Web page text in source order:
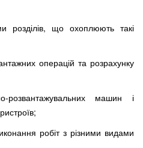
розділів, що охоплюють такі
операцій та розрахунку
розвантажувальних машин і
робіт з різними видами